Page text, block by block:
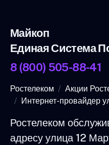
Майкоп
Единая Система
8 (800) 505-88-41
Ростелеком
Акции
Интернет-провайдер
Ростелеком
адресу улица 12